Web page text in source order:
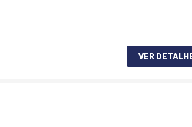
VER